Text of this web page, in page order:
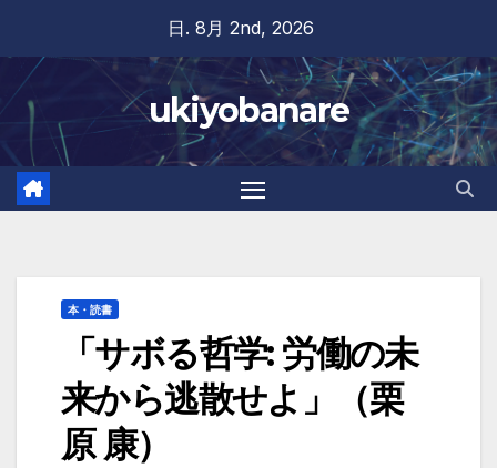
content
日. 8月 2nd, 2026
ukiyobanare
本・読書
「サボる哲学: 労働の未
来から逃散せよ」（栗
原 康）